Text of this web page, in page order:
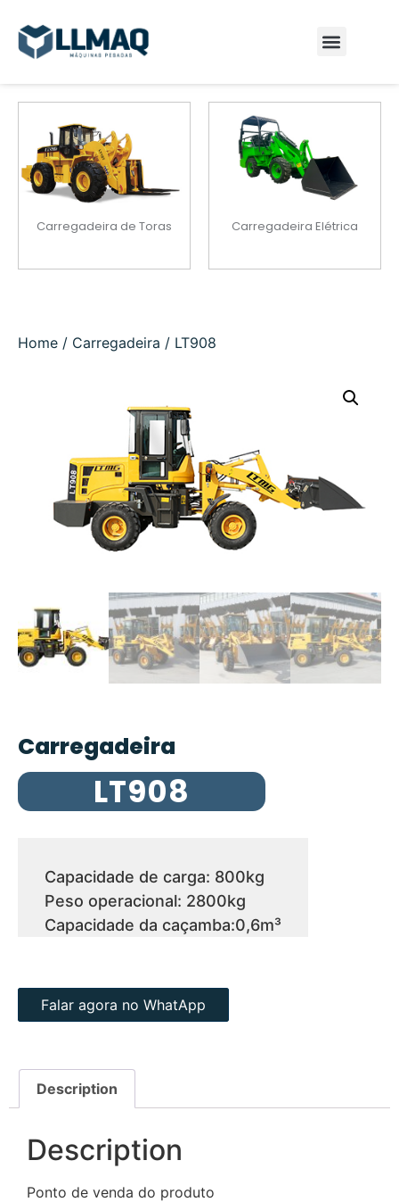
Carregadeira de Toras Carregadeira Elétrica
Home / Carregadeira / LT908
Carregadeira
LT908
Capacidade de carga: 800kg
Peso operacional: 2800kg
Capacidade da caçamba:0,6m³
Falar agora no WhatApp
Description
Description
Ponto de venda do produto